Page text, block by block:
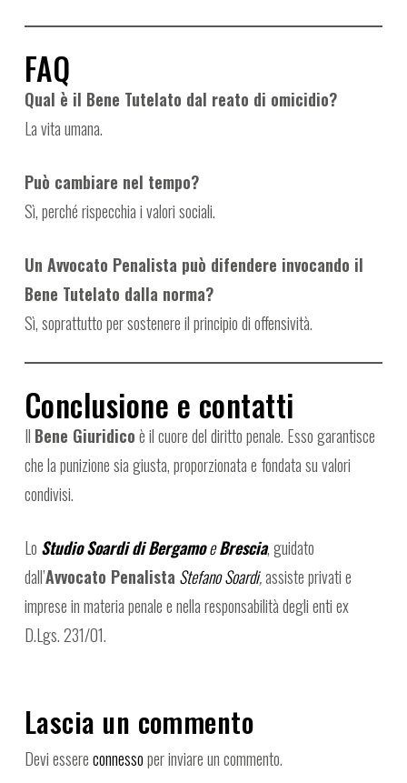
FAQ
Qual è il Bene Tutelato dal reato di omicidio?
La vita umana.
Può cambiare nel tempo?
Sì, perché rispecchia i valori sociali.
Un Avvocato Penalista può difendere invocando il
Bene Tutelato dalla norma?
Sì, soprattutto per sostenere il principio di offensività.
Conclusione e contatti
Il Bene Giuridicoè il cuore del diritto penale. Esso garantisce
che la punizione sia giusta, proporzionata e fondata su valori
condivisi.
Lo Studio Soardi di BergamoeBrescia, guidato
dall’Avvocato Penalista Stefano Soardi,assiste privati e
imprese in materia penale e nella responsabilità degli enti ex
D.Lgs. 231/01.
Lascia un commento
Devi essereconnessoper inviare un commento.